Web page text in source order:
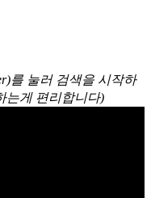
를 눌러 검색을 시작하
는게 편리합니다)